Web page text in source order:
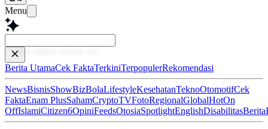
Menu
Baca leb
Berita UtamaCek FaktaTerkiniTerpopulerRekomendasi
NewsBisnisShowBizBolaLifestyleKesehatanTeknoOtomotifCek
FaktaEnam PlusSahamCryptoTVFotoRegionalGlobalHotOn
OffIslamiCitizen6OpiniFeedsOtosiaSpotlightEnglishDisabilitasBerita